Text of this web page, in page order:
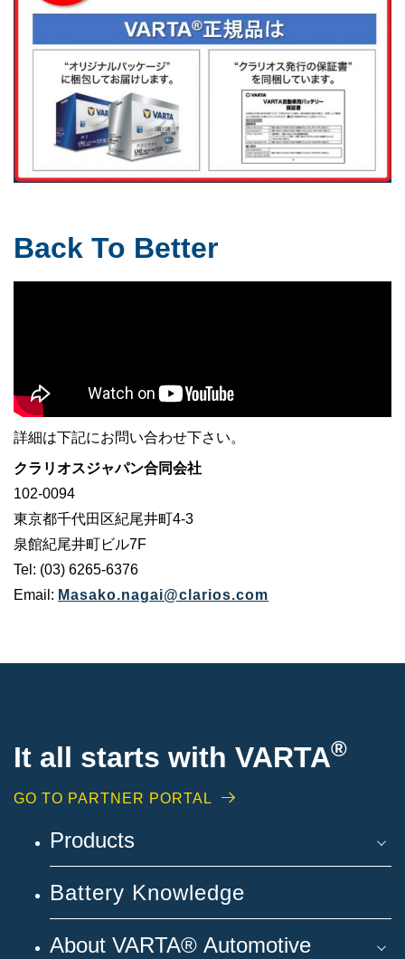
Back To Better
詳細は下記にお問い合わせ下さい。
クラリオスジャパン合同会社
102-0094
東京都千代田区紀尾井町4-3
泉館紀尾井町ビル7F
Tel: (03) 6265-6376
Email: Masako.nagai@clarios.com
It all starts with VARTA®
GO TO PARTNER PORTAL
Products
Battery Knowledge
About VARTA® Automotive